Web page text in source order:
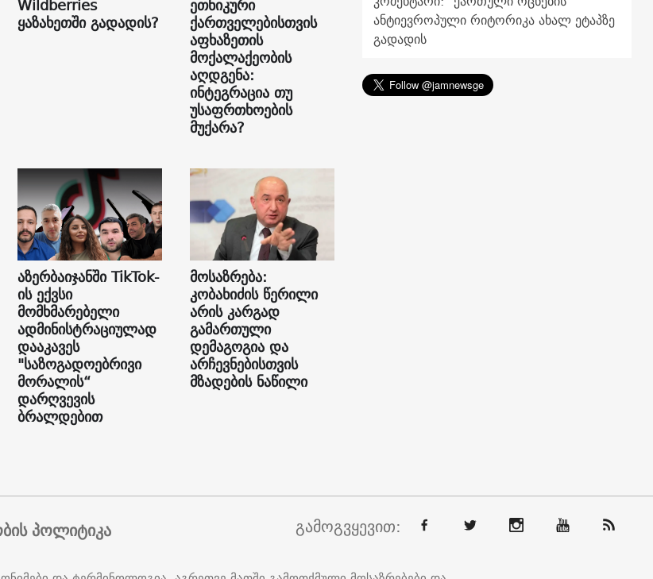
ყაზახეთში გადადის? ქართველებისთვის
აფხაზეთის
მოქალაქეობის
აღდგენა:
ინტეგრაცია თუ
უსაფრთხოების
მუქარა?
აზერბაიჯანში TikTok-
ის ექვსი
მომხმარებელი
ადმინისტრაციულად
დააკავეს
"საზოგადოებრივი
მორალის“
დარღვევის
ბრალდებით
მოსაზრება:
კობახიძის წერილი
არის კარგად
გამართული
დემაგოგია და
არჩევნებისთვის
მზადების ნაწილი
ანტიევროპული რიტორიკა ახალ ეტაპზე
გადადის
პოლიტიკა გამოგვყევით: